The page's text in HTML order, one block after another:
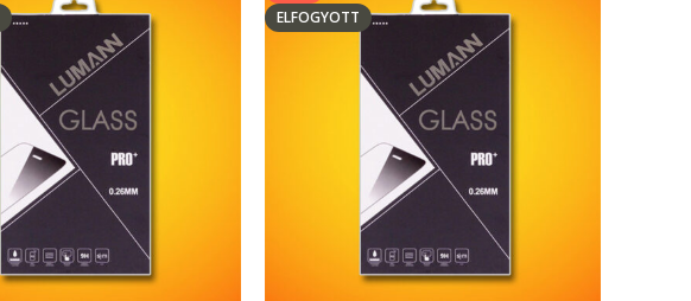
ELFOGYOTT